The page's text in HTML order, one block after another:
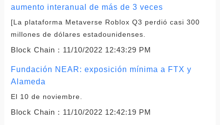
aumento interanual de más de 3 veces
[La plataforma Metaverse Roblox Q3 perdió casi 300
millones de dólares estadounidenses.
Block Chain： 11/10/2022 12:43:29 PM
Fundación NEAR: exposición mínima a FTX y
Alameda
El 10 de noviembre.
Block Chain： 11/10/2022 12:42:19 PM